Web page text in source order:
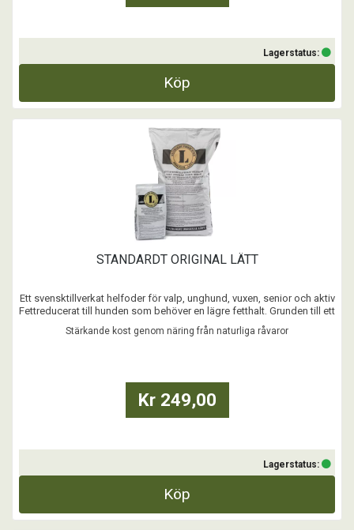
Lagerstatus:
Köp
STANDARDT ORIGINAL LÄTT
Ett svensktillverkat helfoder för valp, unghund, vuxen, senior och aktiv
Fettreducerat till hunden som behöver en lägre fetthalt. Grunden till ett
friskt hundliv är en stärkande kost genom näring med bara naturliga
råvaror - som hemlagad kost i torrform!
Stärkande kost genom näring från naturliga råvaror
Kr 249,00
Lagerstatus:
Köp